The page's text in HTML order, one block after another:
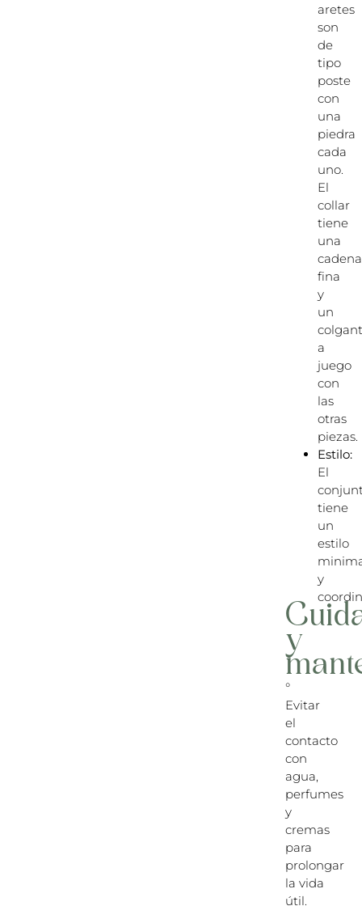
aretes
son
de
tipo
poste
con
una
piedra
cada
uno.
El
collar
tiene
una
cadena
fina
y
un
a
juego
con
las
otras
piezas.
Estilo:
El
tiene
un
estilo
y
y
°
Evitar
el
contacto
con
agua,
perfumes
y
cremas
para
prolongar
la vida
útil.